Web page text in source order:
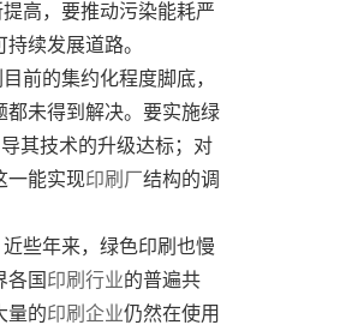
高，要推动污染能耗严
续发展道路。
前的集约化程度脚底，
都未得到解决。要实施绿
其技术的升级达标；对
一能实现印刷厂结构的调
些年来，绿色印刷也慢
各国 印刷行业的普遍共
量的印刷企业仍然在使用